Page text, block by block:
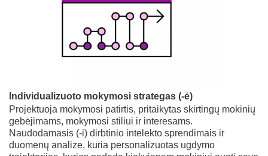
Individualizuoto mokymosi strategas (-ė)
Projektuoja mokymosi patirtis, pritaikytas skirtingų mokinių
gebėjimams, mokymosi stiliui ir interesams.
Naudodamasis (-i) dirbtinio intelekto sprendimais ir
duomenų analize, kuria personalizuotas ugdymo